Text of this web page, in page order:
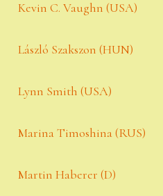
Kevin C. Vaughn (USA)
László Szakszon (HUN)
Lynn Smith (USA)
Marina Timoshina (RUS)
Martin Haberer (D)